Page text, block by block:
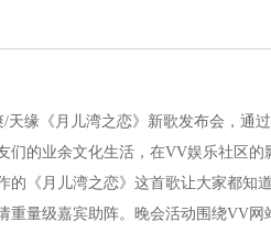
天缘《月儿湾之恋》新歌发布会，通
们的业余文化生活，在VV娱乐社区
的《月儿湾之恋》这首歌让大家都知
重量级嘉宾助阵。晚会活动围绕VV